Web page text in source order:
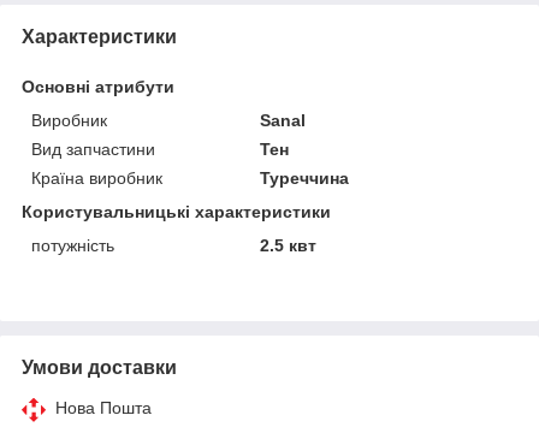
Характеристики
Основні атрибути
Виробник
Sanal
Вид запчастини
Тен
Країна виробник
Туреччина
Користувальницькі характеристики
потужність
2.5 квт
Умови доставки
Нова Пошта